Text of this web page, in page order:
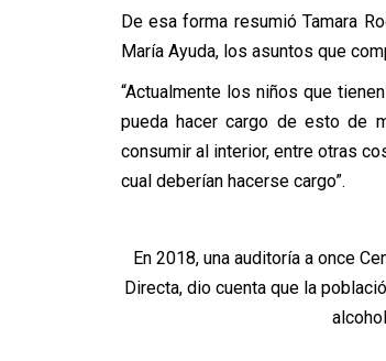
De esa forma resumió Tamara
María Ayuda, los asuntos que
“Actualmente los niños que
pueda hacer cargo de esto de
consumir al interior, entre otras
cual deberían hacerse cargo”.
En 2018, una auditoría a once
Directa, dio cuenta que la